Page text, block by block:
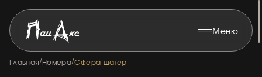
Меню
Главная/Номера/Сфера-шатёр